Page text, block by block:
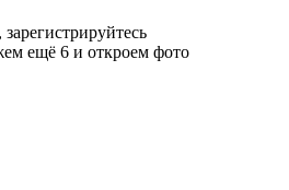
ещё 6 и откроем фото